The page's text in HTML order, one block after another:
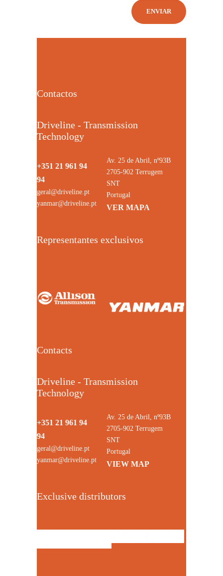
Contactos
Driveline - Transmission
Technology
+351 21 961 94
94
geral@driveline.pt
yanmar@driveline.pt
Av. 25 de Abril, nº93B
2705-902 Terrugem
SNT
Portugal
VER MAPA
Representantes exclusivos
Contacts
Driveline - Transmission
Technology
+351 21 961 94
94
geral@driveline.pt
yanmar@driveline.pt
Av. 25 de Abril, nº93B
2705-902 Terrugem
SNT
Portugal
VIEW MAP
Exclusive distributors